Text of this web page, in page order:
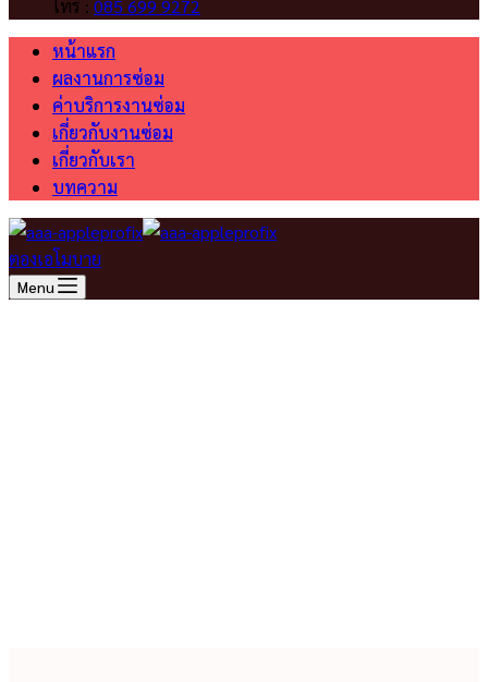
โทร : 085 699 9272
หน้าแรก
ผลงานการซ่อม
ค่าบริการงานซ่อม
เกี่ยวกับงานซ่อม
เกี่ยวกับเรา
บทความ
ตองเอโมบาย
Menu